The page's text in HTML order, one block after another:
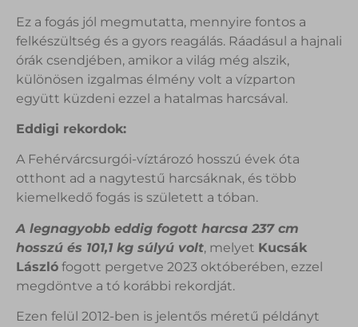
Ez a fogás jól megmutatta, mennyire fontos a
felkészültség és a gyors reagálás. Ráadásul a hajnali
órák csendjében, amikor a világ még alszik,
különösen izgalmas élmény volt a vízparton
együtt küzdeni ezzel a hatalmas harcsával.
Eddigi rekordok:
A Fehérvárcsurgói-víztározó hosszú évek óta
otthont ad a nagytestű harcsáknak, és több
kiemelkedő fogás is született a tóban.
A legnagyobb eddig fogott harcsa 237 cm
hosszú és 101,1 kg súlyú volt, melyet Kucsák
László fogott pergetve 2023 októberében, ezzel
megdöntve a tó korábbi rekordját.
Ezen felül 2012-ben is jelentős méretű példányt